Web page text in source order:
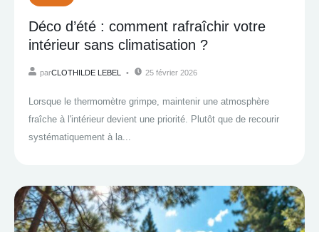
Déco d’été : comment rafraîchir votre
intérieur sans climatisation ?
parCLOTHILDE LEBEL 25 février 2026
Lorsque le thermomètre grimpe, maintenir une atmosphère
fraîche à l'intérieur devient une priorité. Plutôt que de recourir
systématiquement à la...